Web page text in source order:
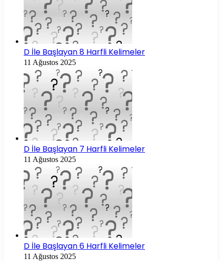
D İle Başlayan 8 Harfli Kelimeler
11 Ağustos 2025
D İle Başlayan 7 Harfli Kelimeler
11 Ağustos 2025
D İle Başlayan 6 Harfli Kelimeler
11 Ağustos 2025